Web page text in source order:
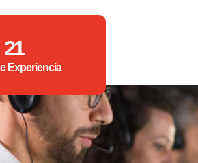
21
Experiencia